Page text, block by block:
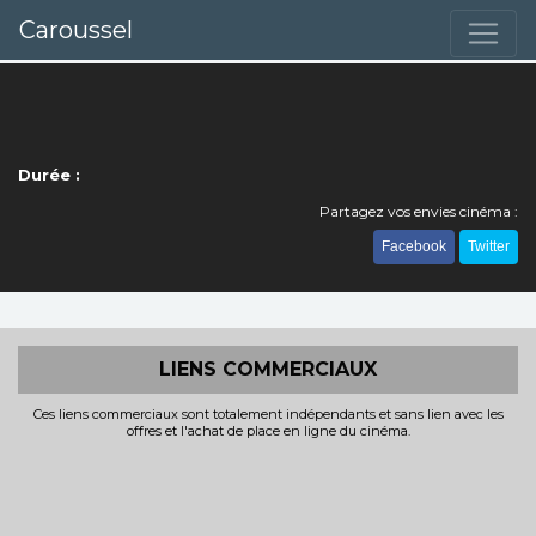
Caroussel
Durée :
Partagez vos envies cinéma :
Facebook Twitter
LIENS COMMERCIAUX
Ces liens commerciaux sont totalement indépendants et sans lien avec les
offres et l'achat de place en ligne du cinéma.